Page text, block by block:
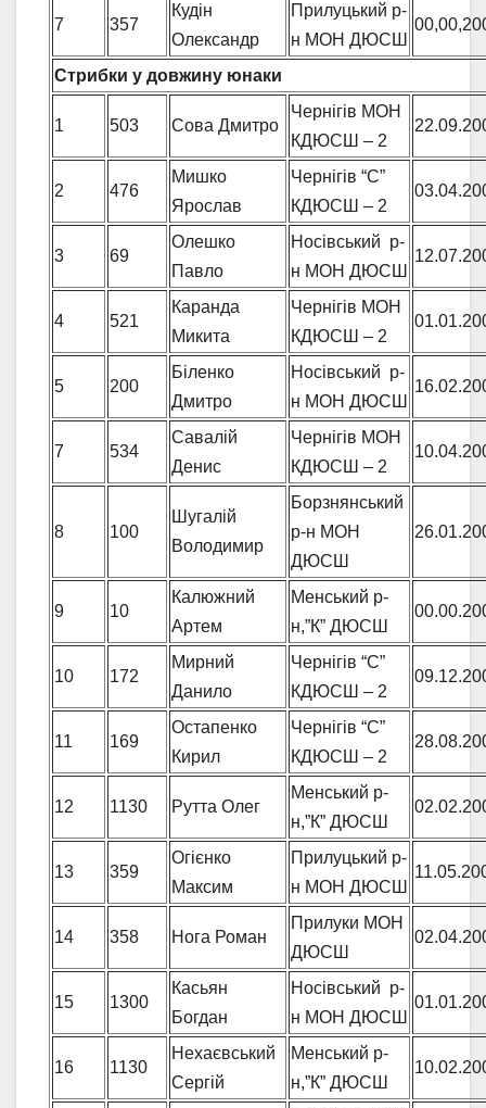
7 357
Кудін
Олександр
Прилуцький р-
н МОН ДЮСШ
Стрибки у довжину юнаки
1 503 Сова Дмитро
Чернігів МОН
КДЮСШ – 2
2 476
Мишко
Ярослав
Чернігів “С”
КДЮСШ – 2
3 69
Олешко
Павло
Носівський р-
н МОН ДЮСШ
4 521
Каранда
Микита
Чернігів МОН
КДЮСШ – 2
5 200
Біленко
Дмитро
Носівський р-
н МОН ДЮСШ
7 534
Савалій
Денис
Чернігів МОН
КДЮСШ – 2
8 100
Шугалій
Володимир
Борзнянський
р-н МОН
ДЮСШ
9 10
Калюжний
Артем
Менський р-
н,”К” ДЮСШ
10 172
Мирний
Данило
Чернігів “С”
КДЮСШ – 2
11 169
Остапенко
Кирил
Чернігів “С”
КДЮСШ – 2
12 1130 Рутта Олег
Менський р-
н,”К” ДЮСШ
13 359
Огієнко
Максим
Прилуцький р-
н МОН ДЮСШ
14 358 Нога Роман
Прилуки МОН
ДЮСШ
15 1300
Касьян
Богдан
Носівський р-
н МОН ДЮСШ
16 1130
Нехаєвський
Сергій
Менський р-
н,”К” ДЮСШ